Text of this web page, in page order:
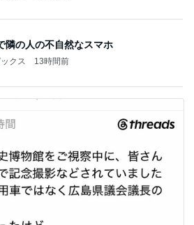
隣の人の不自然なスマホ
クス 13時間前